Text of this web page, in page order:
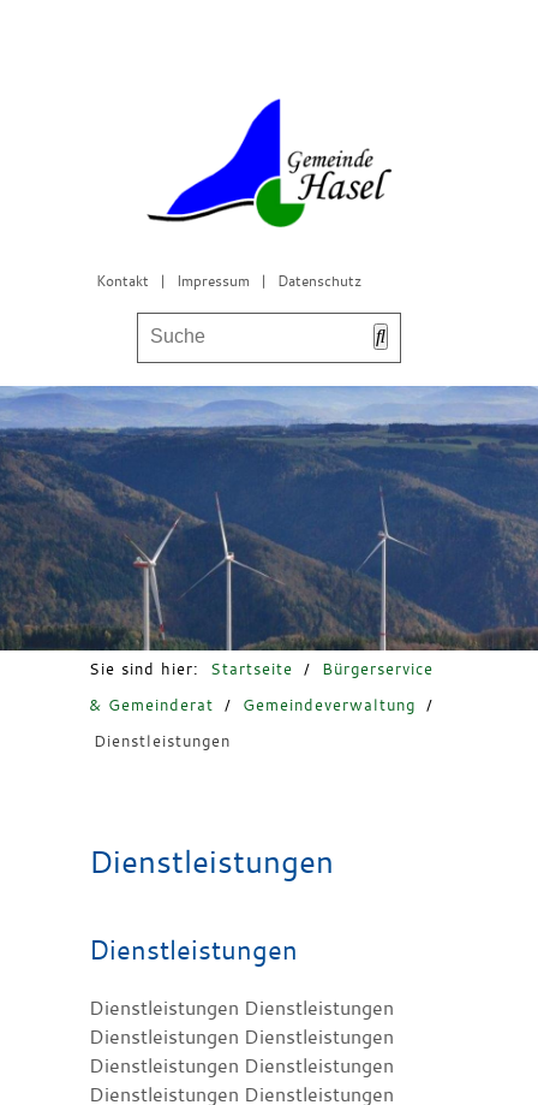
Kontakt | Impressum | Datenschutz
Bürgerservice & Gemeinderat
Leben in Hasel
Freizeit & Tourismus
Sie sind hier: Startseite /
Bürgerservice
& Gemeinderat
/ Gemeindeverwaltung
/
Dienstleistungen
Dienstleistungen
Dienstleistungen
Dienstleistungen Dienstleistungen
Dienstleistungen Dienstleistungen
Dienstleistungen Dienstleistungen
Dienstleistungen Dienstleistungen